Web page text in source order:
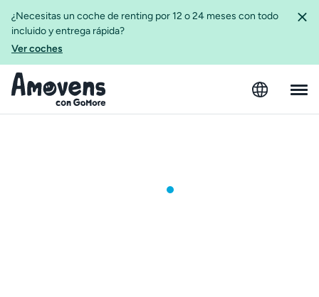
¿Necesitas un coche de renting por 12 o 24 meses con todo
incluido y entrega rápida?
Ver coches